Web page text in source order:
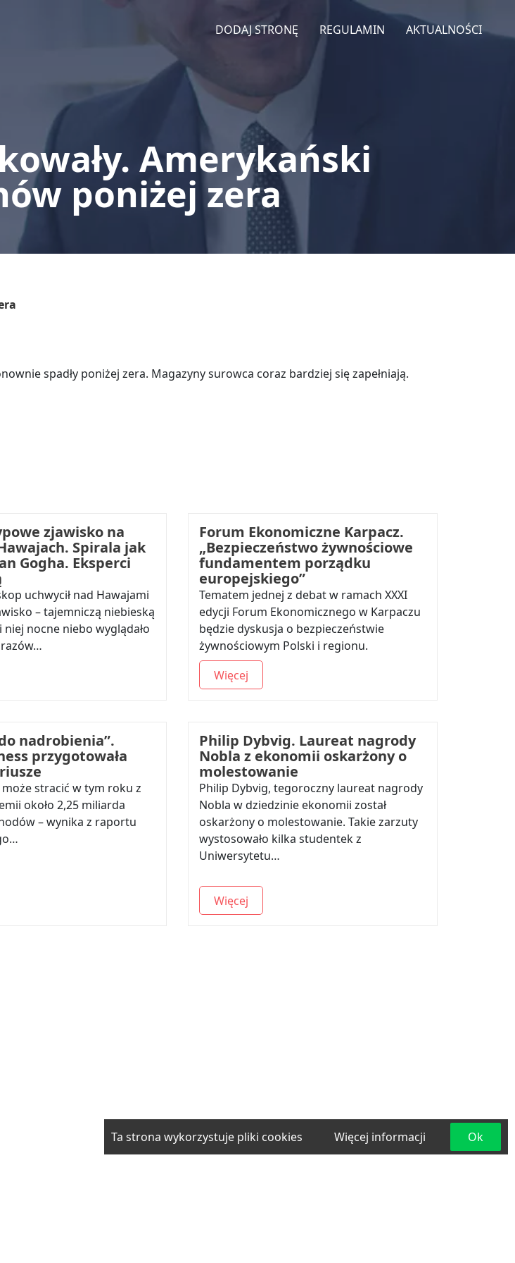
DODAJ STRONĘ REGULAMIN AKTUALNOŚCI
Amerykański
poniżej zera
spadły poniżej zera. Magazyny surowca coraz bardziej się zapełniają.
zjawisko na
Spirala jak
Gogha. Eksperci
uchwycił nad Hawajami
– tajemniczą niebieską
niej nocne niebo wyglądało
Forum Ekonomiczne Karpacz.
„Bezpieczeństwo żywnościowe
fundamentem porządku
europejskiego”
Tematem jednej z debat w ramach XXXI
edycji Forum Ekonomicznego w Karpaczu
będzie dyskusja o bezpieczeństwie
żywnościowym Polski i regionu.
Więcej
nadrobienia”.
przygotowała
stracić w tym roku z
około 2,25 miliarda
– wynika z raportu
Philip Dybvig. Laureat nagrody
Nobla z ekonomii oskarżony o
molestowanie
Philip Dybvig, tegoroczny laureat nagrody
Nobla w dziedzinie ekonomii został
oskarżony o molestowanie. Takie zarzuty
wystosowało kilka studentek z
Uniwersytetu…
Więcej
Ta strona wykorzystuje pliki cookies Więcej informacji Ok